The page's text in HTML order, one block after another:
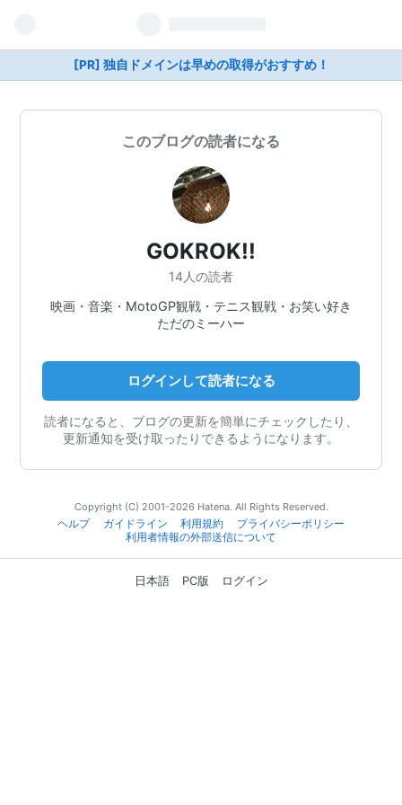
[PR] 独自ドメインは早めの取得がおすすめ！
このブログの読者になる
GOKROK!!
14人の読者
映画・音楽・MotoGP観戦・テニス観戦・お笑い好き
ただのミーハー
ログインして読者になる
読者になると、ブログの更新を簡単にチェックしたり、
更新通知を受け取ったりできるようになります。
Copyright (C) 2001-2026 Hatena. All Rights Reserved.
ヘルプ
ガイドライン 利用規約
プライバシーポリシー
利用者情報の外部送信について
日本語 PC版 ログイン